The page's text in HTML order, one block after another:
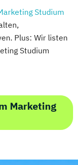
Studium
Plus: Wir listen
Studium
Marketing